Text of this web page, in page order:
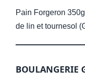
Pain Forgeron
de lin et tournesol
BOULANGERIE